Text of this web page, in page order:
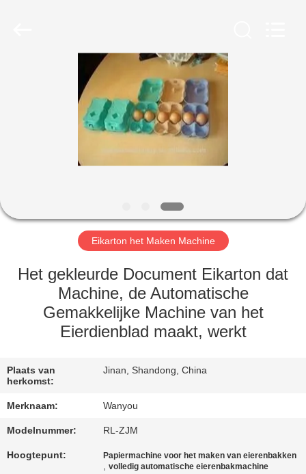
PRODUCTEN
OVER
ONS
FABRIEKSREIS
KWALITEITSCONTROLE
ONS
ALLE
Eikarton het Maken Machine
Het gekleurde Document Eikarton dat
Machine, de Automatische
Gemakkelijke Machine van het
Eierdienblad maakt, werkt
Plaats van
herkomst:
Jinan, Shandong, China
Merknaam: Wanyou
Modelnummer: RL-ZJM
Hoogtepunt: Papiermachine voor het maken van eierenbakken
,volledig automatische eierenbakmachine